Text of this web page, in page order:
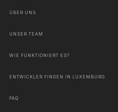
ÜBER UNS
UNSER TEAM
WIE FUNKTIONIERT ES?
ENTWICKLER FINDEN IN LUXEMBURG
FAQ